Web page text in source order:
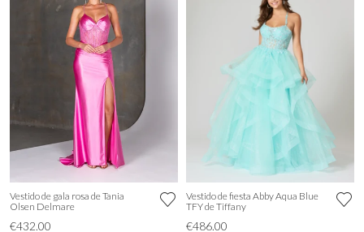
Vestido de gala rosa de Tania
Olsen Delmare
€432.00
Vestido de fiesta Abby Aqua Blue
TFY de Tiffany
€486.00